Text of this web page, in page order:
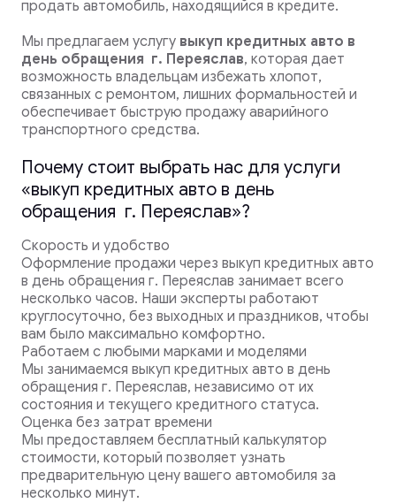
продать автомобиль, находящийся в кредите.
Мы предлагаем услугу выкуп кредитных авто в
день обращения г. Переяслав, которая дает
возможность владельцам избежать хлопот,
связанных с ремонтом, лишних формальностей и
обеспечивает быструю продажу аварийного
транспортного средства.
Почему стоит выбрать нас для услуги
«выкуп кредитных авто в день
обращения г. Переяслав»?
Скорость и удобство
Оформление продажи через выкуп кредитных авто
в день обращения г. Переяслав занимает всего
несколько часов. Наши эксперты работают
круглосуточно, без выходных и праздников, чтобы
вам было максимально комфортно.
Работаем с любыми марками и моделями
Мы занимаемся выкуп кредитных авто в день
обращения г. Переяслав, независимо от их
состояния и текущего кредитного статуса.
Оценка без затрат времени
Мы предоставляем бесплатный калькулятор
стоимости, который позволяет узнать
предварительную цену вашего автомобиля за
несколько минут.